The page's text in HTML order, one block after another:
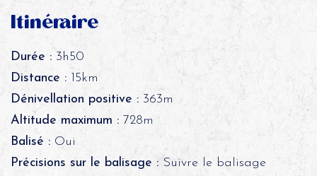
Itinéraire
Durée :3h50
Distance :15km
Dénivellation positive :363m
Altitude maximum :728m
Balisé :Oui
Précisions sur le balisage :Suivre le balisage